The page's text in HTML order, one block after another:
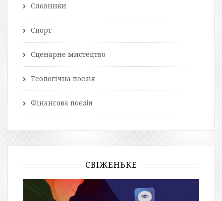
Словники
Спорт
Сценарне мистецтво
Теологічна поезія
Фінансова поезія
СВІЖЕНЬКЕ